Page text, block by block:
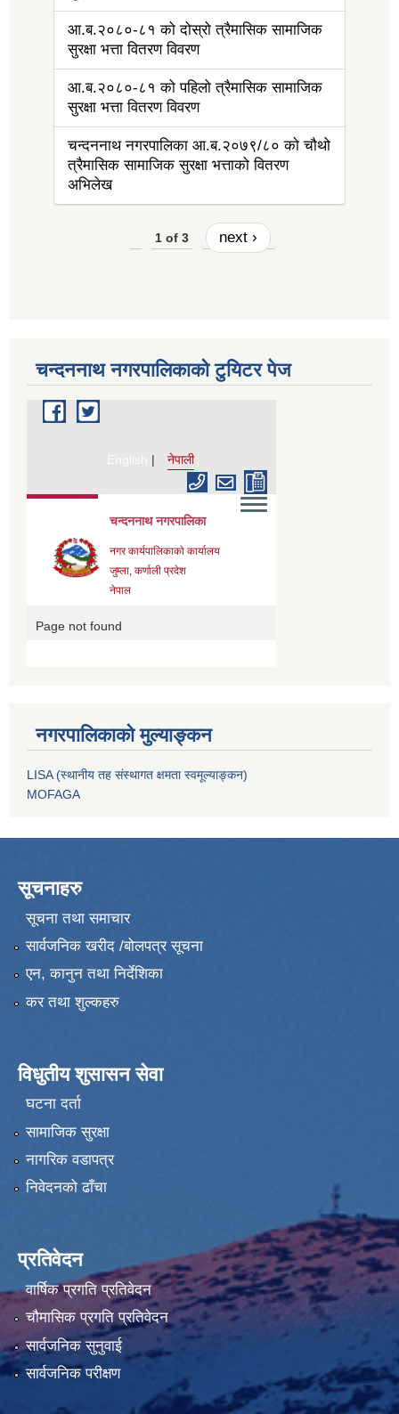
आ.ब.२०८०-८१ को दोस्रो त्रैमासिक सामाजिक
सुरक्षा भत्ता वितरण विवरण
आ.ब.२०८०-८१ को पहिलो त्रैमासिक सामाजिक
सुरक्षा भत्ता वितरण विवरण
चन्दननाथ नगरपालिका आ.ब.२०७९/८० को चौथो
त्रैमासिक सामाजिक सुरक्षा भत्ताको वितरण
अभिलेख
1 of 3 next ›
चन्दननाथ नगरपालिकाको टुयिटर पेज
नगरपालिकाको मुल्याङ्कन
LISA (स्थानीय तह संस्थागत क्षमता स्वमूल्याङ्कन)
MOFAGA
सूचनाहरु
सूचना तथा समाचार
सार्वजनिक खरीद /बोलपत्र सूचना
एन, कानुन तथा निर्देशिका
कर तथा शुल्कहरु
विधुतीय शुसासन सेवा
घटना दर्ता
सामाजिक सुरक्षा
नागरिक वडापत्र
निवेदनको ढाँचा
प्रतिवेदन
वार्षिक प्रगति प्रतिवेदन
चौमासिक प्रगति प्रतिवेदन
सार्वजनिक सुनुवाई
सार्वजनिक परीक्षण